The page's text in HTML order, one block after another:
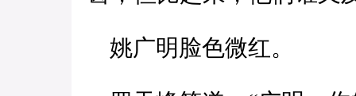
姚广明脸色微红。